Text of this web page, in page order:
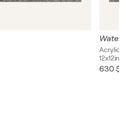
Water
12x12in
630